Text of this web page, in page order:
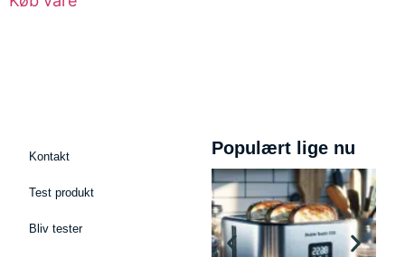
Kontakt
Test produkt
Bliv tester
Populært lige nu